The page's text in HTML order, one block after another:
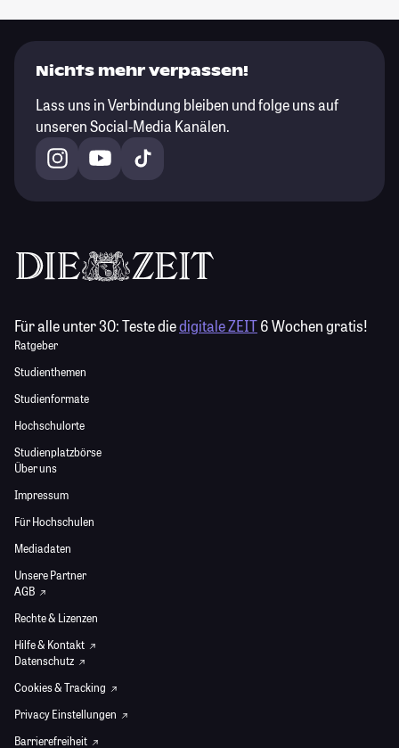
Nichts mehr verpassen!
Lass uns in Verbindung bleiben und folge uns auf
unseren Social-Media Kanälen.
Für alle unter 30:Teste diedigitale ZEIT6 Wochen gratis!
Ratgeber
Studienthemen
Studienformate
Hochschulorte
Studienplatzbörse
Über uns
Impressum
Für Hochschulen
Mediadaten
Unsere Partner
AGB
Rechte & Lizenzen
Hilfe & Kontakt
Datenschutz
Cookies & Tracking
Privacy Einstellungen
Barrierefreiheit